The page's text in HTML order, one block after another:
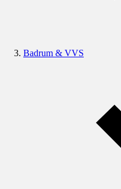
Badrum & VVS